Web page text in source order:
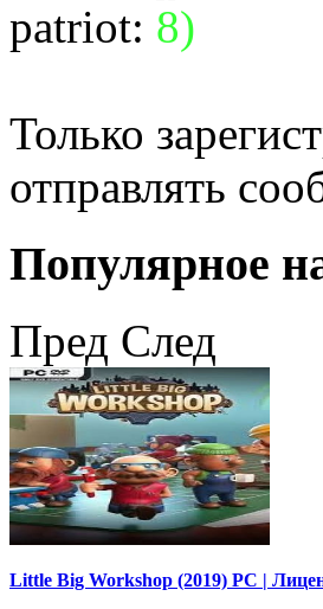
patriot:
Только
отправлять
Популярное
Пред След
Little Big Workshop (2019) PC |